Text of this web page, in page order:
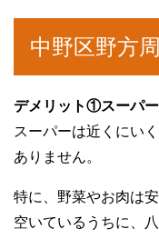
中野区野方
デメリット①スーパ
スーパーは近くにい
ありません。
特に、野菜やお肉は
空いているうちに、